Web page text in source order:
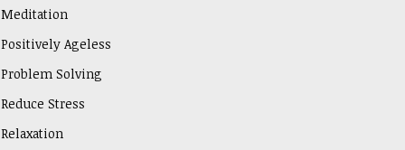
Meditation
Positively Ageless
Problem Solving
Reduce Stress
Relaxation